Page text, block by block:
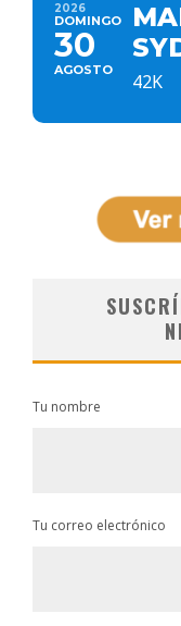
2026
DOMINGO
30
AGOSTO 42K
Tu nombre
Tu correo electrónico